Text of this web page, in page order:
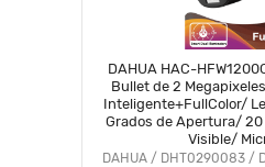
DAHUA HAC-
Bullet de 2
Inteligente+FullColor/
Grados de Apertura/ 20
Visible/
Integrado/IP67/